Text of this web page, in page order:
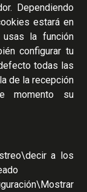
Dependiendo
estará en
la función
configurar tu
todas las
de la recepción
momento su
a los